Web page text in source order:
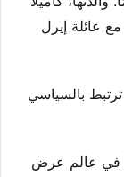
عائلة إيرل
ترتبط بالسياسي
في عالم عرض